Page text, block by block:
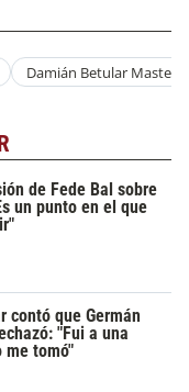
Damián Betular
de Fede Bal sobre
un punto en el que
contó que Germán
"Fui a una
me tomó"